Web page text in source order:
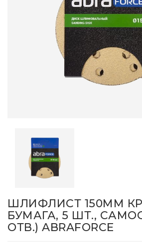
ШЛИФЛИСТ 150ММ
БУМАГА, 5 ШТ.,
ОТВ.) ABRAFORCE